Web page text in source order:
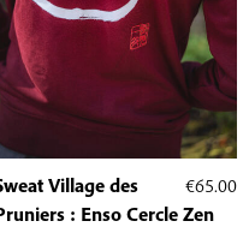
€65.00
Village des
: Enso Cercle Zen